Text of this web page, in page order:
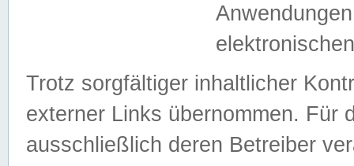
Trotz sorgfältiger inhaltlicher
externer Links übernommen. Für
ausschließlich deren Betreiber